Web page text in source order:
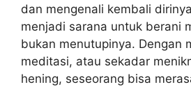
dan mengenali kembali
menjadi sarana untuk berani
bukan menutupinya. Dengan
meditasi, atau sekadar
hening, seseorang bisa